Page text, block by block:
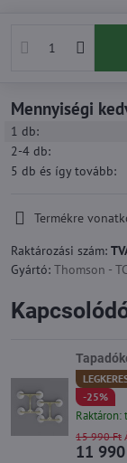
Mennyiségi
1 db:
2-4 db:
5 db és így tovább:
Termékre
Raktározási szám:
Gyártó: Thomson -
-25%
Raktáron:
11
15 990 Ft